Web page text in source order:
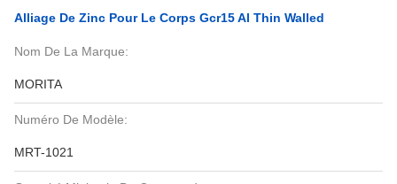
Alliage De Zinc Pour Le Corps Gcr15 Al Thin Walled
Nom De La Marque:
MORITA
Numéro De Modèle:
MRT-1021